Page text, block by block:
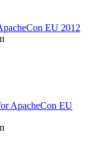
EU 2012
ApacheCon EU